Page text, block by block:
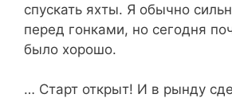
спускать яхты. Я обычно
перед гонками, но сегодня
было хорошо.
… Старт открыт! И в рынду